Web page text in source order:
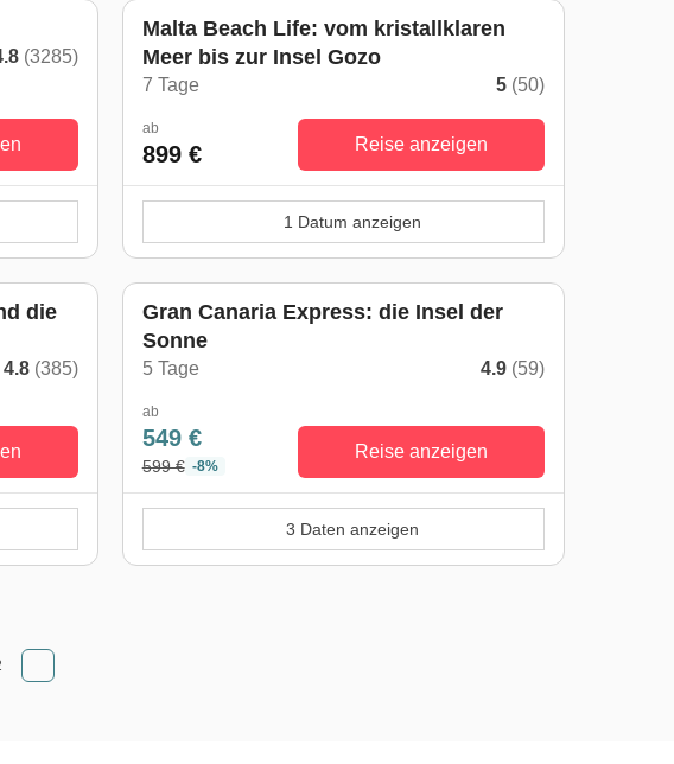
(3285)
Malta Beach Life: vom kristallklaren
Meer bis zur Insel Gozo
7 Tage 5 (50)
ab
899 € Reise anzeigen
1 Datum anzeigen
die
4.8 (385)
Gran Canaria Express: die Insel der
Sonne
5 Tage 4.9 (59)
ab
549 €
599 € -8%
Reise anzeigen
3 Daten anzeigen